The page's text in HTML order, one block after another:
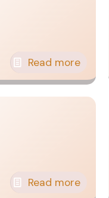
Read more
Read more